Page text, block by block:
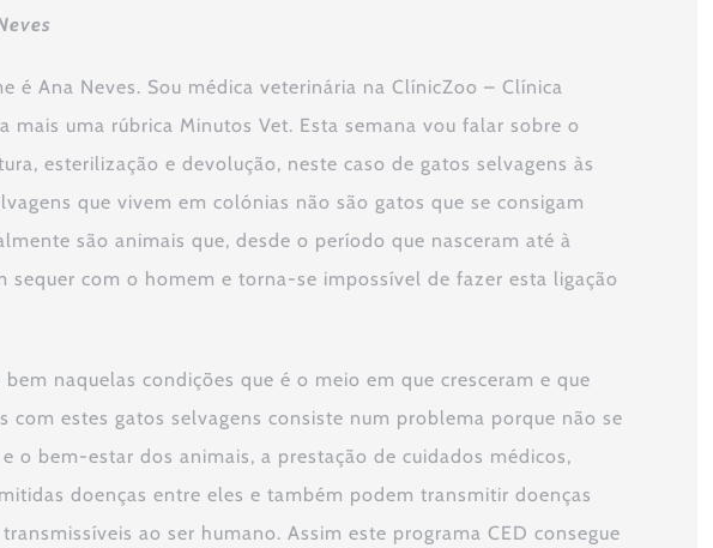
é Ana Neves. Sou médica veterinária na ClínicZoo – Clínica
mais uma rúbrica Minutos Vet. Esta semana vou falar sobre o
esterilização e devolução, neste caso de gatos selvagens às
que vivem em colónias não são gatos que se consigam
são animais que, desde o período que nasceram até à
sequer com o homem e torna-se impossível de fazer esta ligação
naquelas condições que é o meio em que cresceram e que
com estes gatos selvagens consiste num problema porque não se
o bem-estar dos animais, a prestação de cuidados médicos,
doenças entre eles e também podem transmitir doenças
ao ser humano. Assim este programa CED consegue